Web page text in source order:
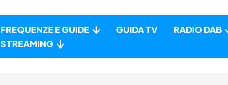
FREQUENZE E GUIDE GUIDA TV RADIO DAB
STREAMING